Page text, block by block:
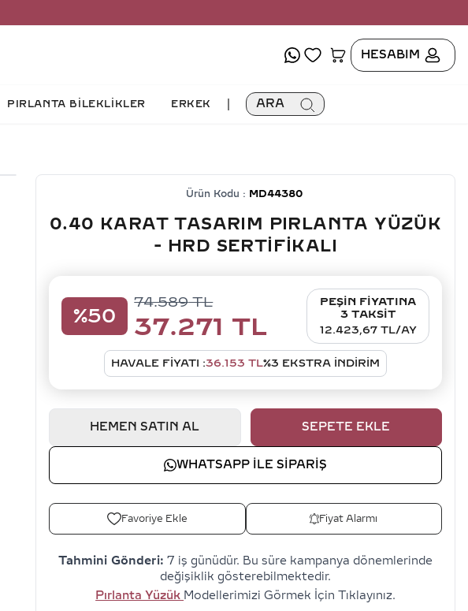
HESABIM
PIRLANTA BİLEKLİKLER ERKEK ARA
Ürün Kodu : MD44380
0.40 KARAT TASARIM PIRLANTA YÜZÜK
- HRD SERTIFIKALI
%50
74.589TL
37.271 TL
PEŞİN FİYATINA
3 TAKSİT
12.423,67 TL/AY
HAVALE FIYATI :36.153 TL%3 EKSTRA İNDİRİM
HEMEN SATIN AL SEPETE EKLE
WHATSAPP ILE SIPARIŞ
Favoriye Ekle Fiyat Alarmı
Tahmini Gönderi: 7 iş günüdür. Bu süre kampanya dönemlerinde
değişiklik gösterebilmektedir.
Pırlanta Yüzük Modellerimizi Görmek İçin Tıklayınız.